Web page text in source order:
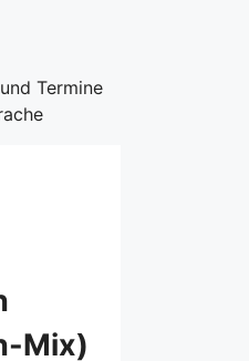
Termine
Mix)